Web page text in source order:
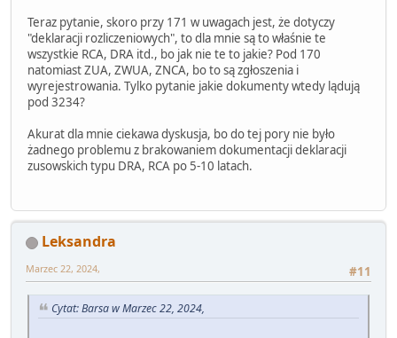
Teraz pytanie, skoro przy 171 w uwagach jest, że dotyczy
"deklaracji rozliczeniowych", to dla mnie są to właśnie te
wszystkie RCA, DRA itd., bo jak nie te to jakie? Pod 170
natomiast ZUA, ZWUA, ZNCA, bo to są zgłoszenia i
wyrejestrowania. Tylko pytanie jakie dokumenty wtedy lądują
pod 3234?
Akurat dla mnie ciekawa dyskusja, bo do tej pory nie było
żadnego problemu z brakowaniem dokumentacji deklaracji
zusowskich typu DRA, RCA po 5-10 latach.
Leksandra
#11
Marzec 22, 2024,
Cytat: Barsa w Marzec 22, 2024,